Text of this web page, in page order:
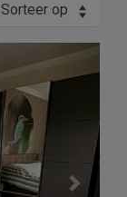
Sorteer op